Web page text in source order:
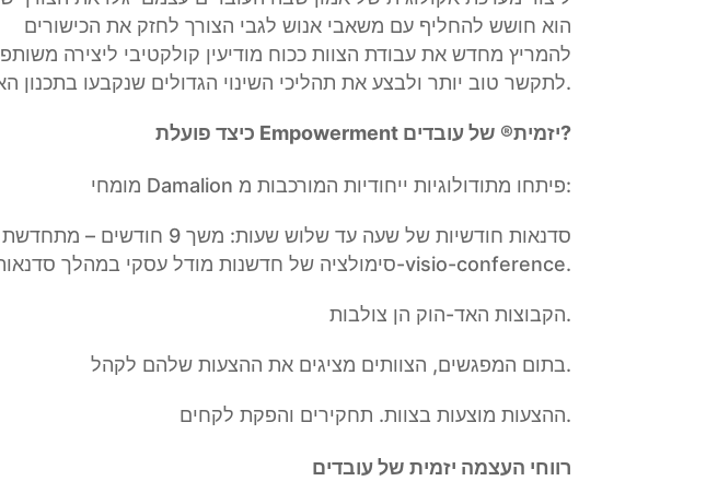
הוא חושש להחליף עם משאבי אנוש לגבי הצורך לחזק את הכישורים
להמריץ מחדש את עבודת הצוות ככוח מודיעין קולקטיבי ליצירה
לתקשר טוב יותר ולבצע את תהליכי השינוי הגדולים שנקבעו בתכנון האסטרטגי שלהם.
כיצד פועלת Empowerment יזמית® של עובדים?
מומחי Damalion פיתחו מתודולוגיות ייחודיות המורכבות מ:
סדנאות חודשיות של שעה עד שלוש שעות: משך 9 חודשים – מתחדשת
סימולציה של חדשנות מודל עסקי במהלך סדנאות שבהן קבוצות קטנות של עובדים עובדות יחד בנוכחות פיזית או ב-visio-conference.
הקבוצות האד-הוק הן צולבות.
בתום המפגשים, הצוותים מציגים את ההצעות שלהם לקהל.
ההצעות מוצעות בצוות. תחקירים והפקת לקחים.
רווחי העצמה יזמית של עובדים